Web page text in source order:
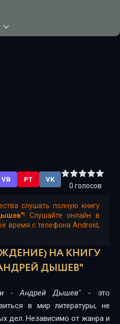
VB PT VK
0 голосов
слушать полную книгу
! Слушайте онлайн в
время с телефона Android,
НА КНИГУ
ДЫШЕВ"
- Андрей Дышев"- это
в мир литературы, не
дел. Независимо от жанра и